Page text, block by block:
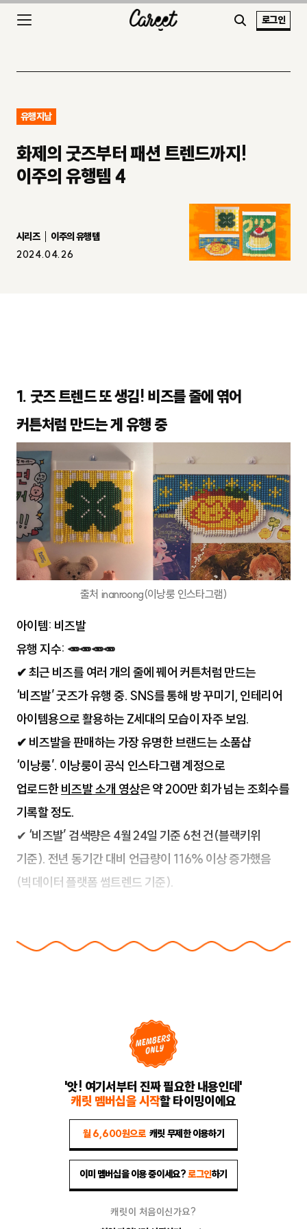
로그인
유행지남
화제의 굿즈부터 패션 트렌드까지!
이주의 유행템 4
시리즈
이주의 유행템
2024.04.26
1. 굿즈 트렌드 또 생김! 비즈를 줄에 엮어
커튼처럼 만드는 게 유행 중
출처 inanroong(이낭룽 인스타그램)
아이템: 비즈발
유행 지수: 🥕🥕🥕🥕
✔ 최근 비즈를 여러 개의 줄에 꿰어 커튼처럼 만드는
‘비즈발’ 굿즈가 유행 중. SNS를 통해 방 꾸미기, 인테리어
아이템용으로 활용하는 Z세대의 모습이 자주 보임.
✔ 비즈발을 판매하는 가장 유명한 브랜드는 소품샵
‘이낭룽’. 이낭룽이 공식 인스타그램 계정으로
업로드한비즈발 소개 영상은 약 200만 회가 넘는 조회수를
기록할 정도.
✔ ‘비즈발’ 검색량은 4월 24일 기준 6천 건(블랙키위
기준). 전년 동기간 대비 언급량이 116% 이상 증가했음
(빅데이터 플랫폼 썸트렌드 기준).
'앗! 여기서부터 진짜 필요한 내용인데'
캐릿 멤버십을 시작할 타이밍이에요
월 6,600원으로 캐릿 무제한 이용하기
이미 멤버십을 이용 중이세요?로그인하기
캐릿이 처음이신가요?